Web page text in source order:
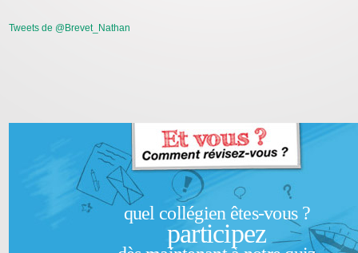
Tweets de @Brevet_Nathan
quel collégien êtes-vous ?
participez